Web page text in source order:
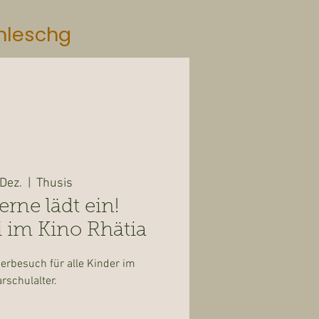
Thusis
lädt ein!
im Kino Rhätia
für alle Kinder im